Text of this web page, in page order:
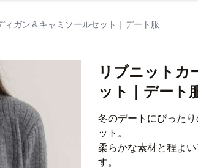
ィガン＆キャミソールセット｜デート服
リブニットカ
ット｜デート
冬のデートにぴった
ット。
柔らかな素材と程よ
す。